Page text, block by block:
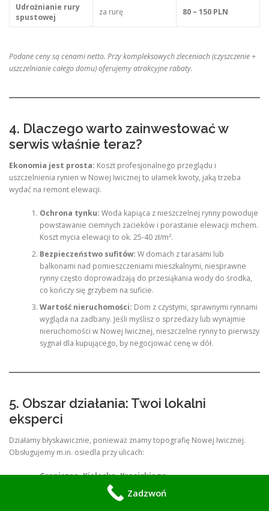
Udrożnianie rury
spustowej
za rurę 80 – 150 PLN
Podane ceny są cenami netto. Przy kompleksowych zleceniach (czyszczenie +
uszczelnianie całego domu) oferujemy atrakcyjne rabaty.
4. Dlaczego warto zainwestować w
serwis właśnie teraz?
Ekonomia jest prosta: Koszt profesjonalnego przeglądu i
uszczelnienia rynien w Nowej Iwicznej to ułamek kwoty, jaką trzeba
wydać na remont elewacji.
Ochrona tynku: Woda kapiąca z nieszczelnej rynny powoduje
powstawanie ciemnych zacieków i porastanie elewacji mchem.
Koszt mycia elewacji to ok. 25-40 zł/m².
Bezpieczeństwo sufitów: W domach z tarasami lub
balkonami nad pomieszczeniami mieszkalnymi, niesprawne
rynny często doprowadzają do przesiąkania wody do środka,
co kończy się grzybem na suficie.
Wartość nieruchomości: Dom z czystymi, sprawnymi rynnami
wygląda na zadbany. Jeśli myślisz o sprzedaży lub wynajmie
nieruchomości w Nowej Iwicznej, nieszczelne rynny to pierwszy
sygnał dla kupującego, by negocjować cenę w dół.
5. Obszar działania: Twoi lokalni
eksperci
Działamy błyskawicznie, ponieważ znamy topografię Nowej Iwicznej.
Obsługujemy m.in. osiedla przy ulicach:
Graniczna, Kielecka, Krasickiego
Słoneczna, Zimowa, Jesienna
Zadzwoń